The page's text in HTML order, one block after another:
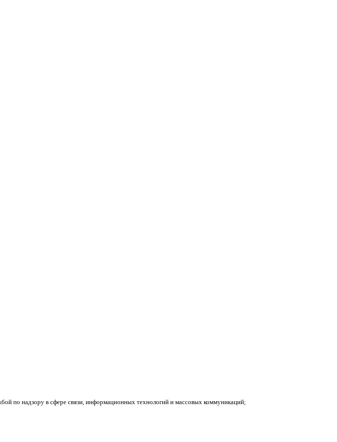
по надзору в сфере связи, информационных технологий и массовых коммуникаций;